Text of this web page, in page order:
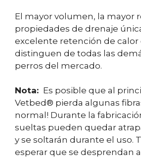
El mayor volumen, la mayor
propiedades de drenaje
excelente retención de
distinguen de todas las
perros del mercado.
Nota: Es posible que al
Vetbed® pierda algunas
normal! Durante la
sueltas pueden quedar
y se soltarán durante el uso.
esperar que se desprendan